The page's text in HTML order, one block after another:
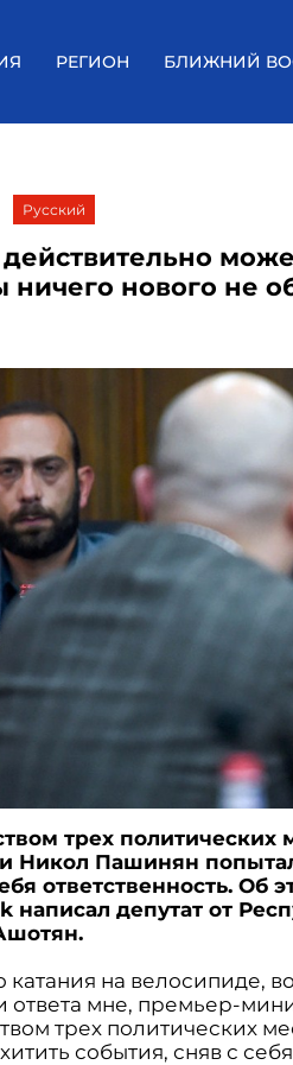
РЕГИОН БЛИЖНИЙ
Русский
ничего нового не
трех
Никол Пашинян
ответственность. Об
написал депутат от
на велосипиде,
ответа мне, премьер-
трех политических
события, сняв с